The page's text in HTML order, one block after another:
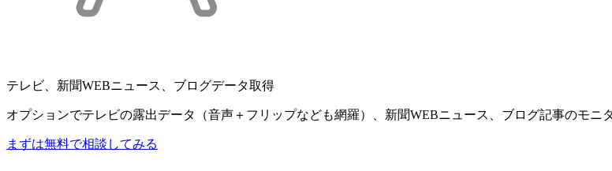
テレビ、新聞WEBニュース、ブログデータ取得
オプションでテレビの露出データ（音声＋フリップなども網羅）、新聞WEBニュース、ブログ記事のモニ
まずは無料で相談してみる